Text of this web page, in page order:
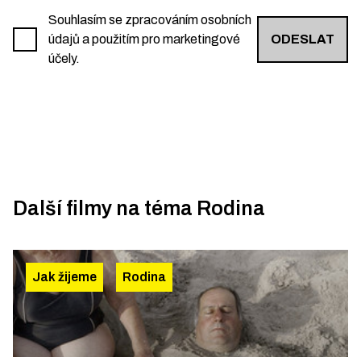
Souhlasím se zpracováním osobních
údajů a použitím pro marketingové
účely.
ODESLAT
Další filmy na téma Rodina
Jak žijeme Rodina